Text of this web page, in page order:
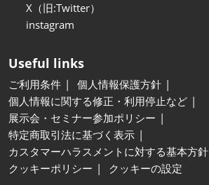
X（旧:Twitter）
instagram
Useful links
ご利用条件
個人情報保護方針
個人情報に関する修正・利用停止など
展示会・セミナー参加ポリシー
特定商取引法に基づく表示
カスタマーハラスメントに対する基本方針
クッキーポリシー
クッキーの設定